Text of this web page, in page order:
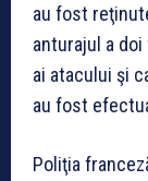
au fost
anturajul a
ai atacului şi
au fost
Poliţia